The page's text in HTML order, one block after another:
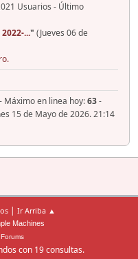
Usuarios - Último
..." (Jueves 06 de
Máximo en linea hoy:63-
15 de Mayo de 2026. 21:14
| Ir Arriba ▲
Machines
con 19 consultas.